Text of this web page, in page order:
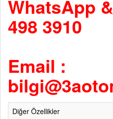
WhatsApp
498 3910
Email :
Diğer Özellikler